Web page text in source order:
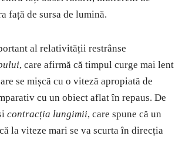
față de sursa de lumină.
al relativității restrânse
, care afirmă că timpul curge mai lent
se mișcă cu o viteză apropiată de
cu un obiect aflat în repaus. De
contracția lungimii, care spune că un
la viteze mari se va scurta în direcția